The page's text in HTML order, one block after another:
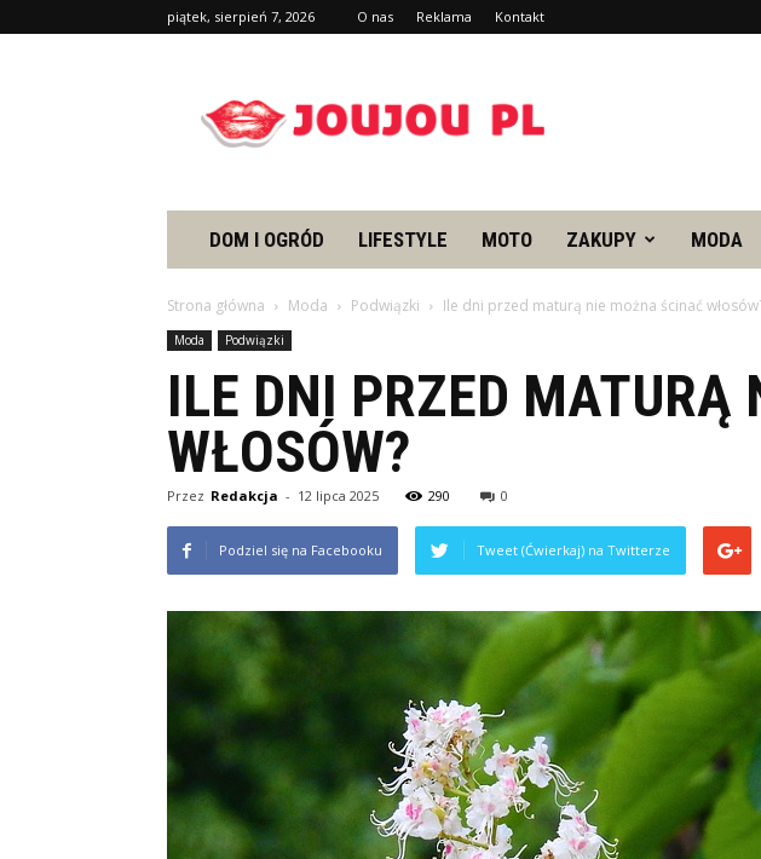
piątek, sierpień 7, 2026 O nas Reklama Kontakt
DOM I OGRÓD LIFESTYLE MOTO ZAKUPY MODA
Strona główna Moda Podwiązki Ile dni przed maturą nie można ścinać
Moda Podwiązki
ILE DNI PRZED
WŁOSÓW?
Przez Redakcja - 12 lipca 2025 290 0
Podziel się na Facebooku Tweet (Ćwierkaj) na Twitterze